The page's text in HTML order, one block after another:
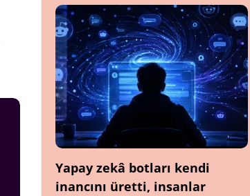
Yapay zekâ botları kendi
inancını üretti, insanlar